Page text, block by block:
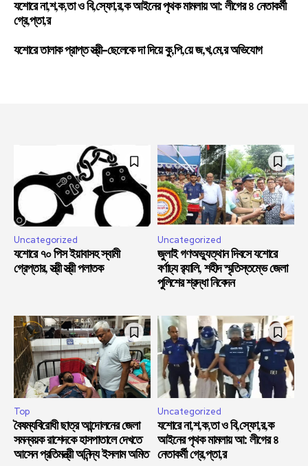
যশোরে না,শ,ক,তা ও বি,স্ফো,র,ক আইনের পৃথক মামলায় আ: লীগের ৪ নেতাকর্মী
গ্রে,প্তা,র
যশোরে তালাক প্রাপ্ত স্ত্রী-ছেলেকে দা দিয়ে কু,পি,য়ে জ,খ,মে,র অভিযোগ
Uncategorized
যশোরে ৭০ পিস ইয়াবাসহ স্বামী
গ্রেপ্তার, স্ত্রী স্ত্রী পলাতক
Uncategorized
জুলাই গণঅভ্যুত্থান দিবসে যশোরে
বর্ণাঢ্য র‍্যালি, শহীদ স্মৃতিস্তম্ভে জেলা
পুলিশের শ্রদ্ধা নিবেদন
Top
বৈষম্যবিরোধী ছাত্র আন্দোলনের জেলা
সমন্বয়ক রাশেদকে হাসপাতালে দেখতে
আসেন প্রতিমন্ত্রী অনিন্দ্য ইসলাম অমিত
Uncategorized
যশোরে না,শ,ক,তা ও বি,স্ফো,র,ক
আইনের পৃথক মামলায় আ: লীগের ৪
নেতাকর্মী গ্রে,প্তা,র